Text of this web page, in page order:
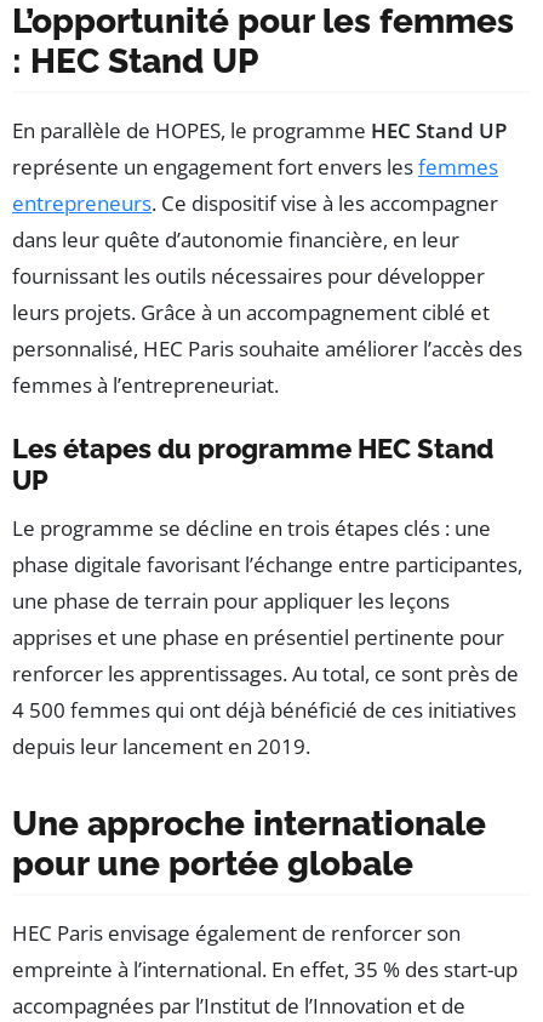
L’opportunité pour les femmes
: HEC Stand UP
En parallèle de HOPES, le programme HEC Stand UP
représente un engagement fort envers lesfemmes
entrepreneurs. Ce dispositif vise à les accompagner
dans leur quête d’autonomie financière, en leur
fournissant les outils nécessaires pour développer
leurs projets. Grâce à un accompagnement ciblé et
personnalisé, HEC Paris souhaite améliorer l’accès des
femmes à l’entrepreneuriat.
Les étapes du programme HEC Stand
UP
Le programme se décline en trois étapes clés : une
phase digitale favorisant l’échange entre participantes,
une phase de terrain pour appliquer les leçons
apprises et une phase en présentiel pertinente pour
renforcer les apprentissages. Au total, ce sont près de
4 500 femmes qui ont déjà bénéficié de ces initiatives
depuis leur lancement en 2019.
Une approche internationale
pour une portée globale
HEC Paris envisage également de renforcer son
empreinte à l’international. En effet, 35 % des start-up
accompagnées par l’Institut de l’Innovation et de